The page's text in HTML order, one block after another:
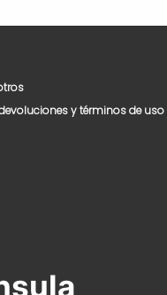
y términos de uso